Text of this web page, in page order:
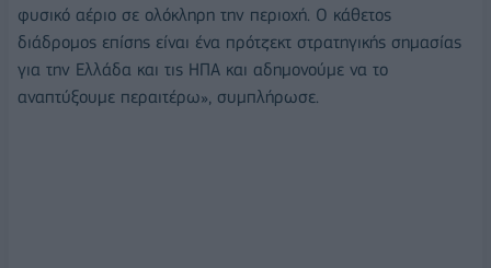
φυσικό αέριο σε ολόκληρη την περιοχή. Ο κάθετος
διάδρομος επίσης είναι ένα πρότζεκτ στρατηγικής σημασίας
για την Ελλάδα και τις ΗΠΑ και αδημονούμε να το
αναπτύξουμε περαιτέρω», συμπλήρωσε.